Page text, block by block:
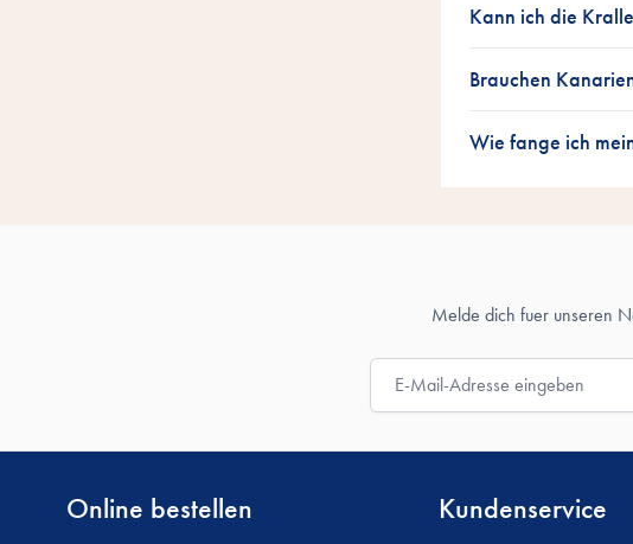
Kann ich die
Brauchen
Wie fange ich
Melde dich fuer unseren
E-Mail-Adresse
Online bestellen Kundenservice